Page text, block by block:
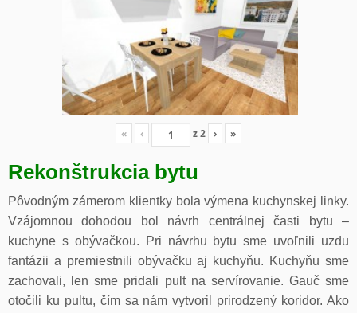
« ‹ z2 › »
Rekonštrukcia bytu
Pôvodným zámerom klientky bola výmena kuchynskej linky.
Vzájomnou dohodou bol návrh centrálnej časti bytu –
kuchyne s obývačkou. Pri návrhu bytu sme uvoľnili uzdu
fantázii a premiestnili obývačku aj kuchyňu. Kuchyňu sme
zachovali, len sme pridali pult na servírovanie. Gauč sme
otočili ku pultu, čím sa nám vytvoril prirodzený koridor. Ako